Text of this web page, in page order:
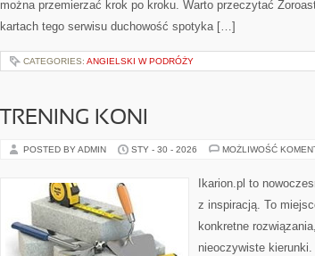
można przemierzać krok po kroku. Warto przeczytać
kartach tego serwisu duchowość spotyka […]
CATEGORIES: ANGIELSKI W PODRÓŻY
TRENING KONI
POSTED BY ADMIN STY - 30 - 2026 MOŻLIWOŚĆ
Ikarion.pl to
z inspiracją. To
konkretne
nieoczywiste kierunki.